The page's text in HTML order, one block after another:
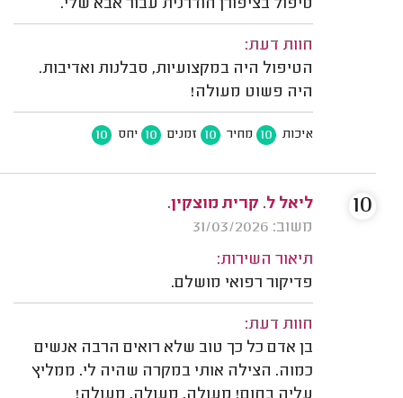
טיפול בציפורן חודרנית עבור אבא שלי.
חוות דעת:
הטיפול היה במקצועיות, סבלנות ואדיבות.
היה פשוט מעולה!
איכות 10 מחיר 10 זמנים 10 יחס 10
ליאל ל. קרית מוצקין.
משוב: 31/03/2026
תיאור השירות:
פדיקור רפואי מושלם.
חוות דעת:
בן אדם כל כך טוב שלא רואים הרבה אנשים
כמוה. הצילה אותי במקרה שהיה לי. ממליץ
10